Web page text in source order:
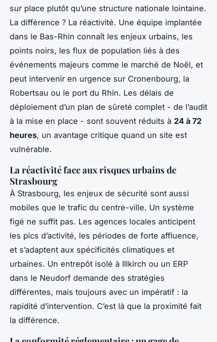
sur place plutôt qu’une structure nationale lointaine.
La différence ? La réactivité. Une équipe implantée
dans le Bas-Rhin connaît les enjeux urbains, les
points noirs, les flux de population liés à des
événements majeurs comme le marché de Noël, et
peut intervenir en urgence sur Cronenbourg, la
Robertsau ou le port du Rhin. Les délais de
déploiement d’un plan de sûreté complet - de l’audit
à la mise en place - sont souvent réduits à 24 à 72
heures, un avantage critique quand un site est
vulnérable.
La réactivité face aux risques urbains de
Strasbourg
À Strasbourg, les enjeux de sécurité sont aussi
mobiles que le trafic du centre-ville. Un système
figé ne suffit pas. Les agences locales anticipent
les pics d’activité, les périodes de forte affluence,
et s’adaptent aux spécificités climatiques et
urbaines. Un entrepôt isolé à Illkirch ou un ERP
dans le Neudorf demande des stratégies
différentes, mais toujours avec un impératif : la
rapidité d’intervention. C’est là que la proximité fait
la différence.